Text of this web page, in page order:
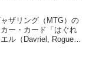
ザリング（MTG）の
ー・カード「はぐれ
ル（Davriel, Rogue